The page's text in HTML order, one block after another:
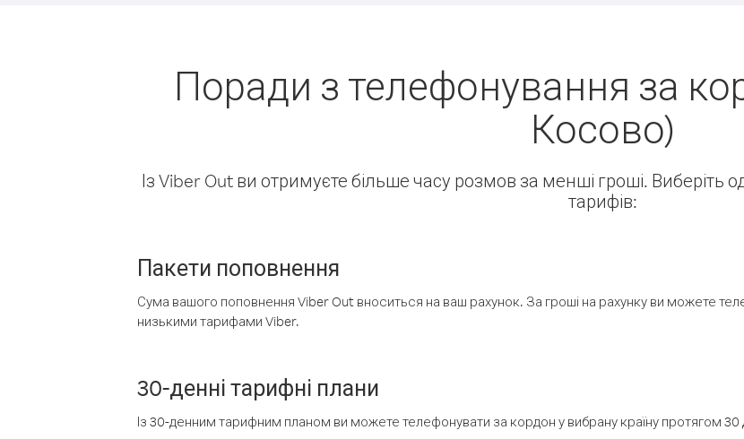
Поради з телефонування за
Косово)
Із Viber Out ви отримуєте більше часу розмов за менші гроші. Виберіть
тарифів:
Пакети поповнення
Сума вашого поповнення Viber Out вноситься на ваш рахунок. За гроші на рахунку ви можете
низькими тарифами Viber.
30-денні тарифні плани
Із 30-денним тарифним планом ви можете телефонувати за кордон у вибрану країну протягом